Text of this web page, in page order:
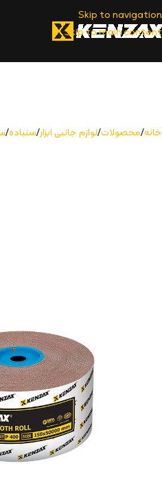
Skip to navigation
Skip to main content
خانه محصولات لوازم جانبی ابزار سنباده